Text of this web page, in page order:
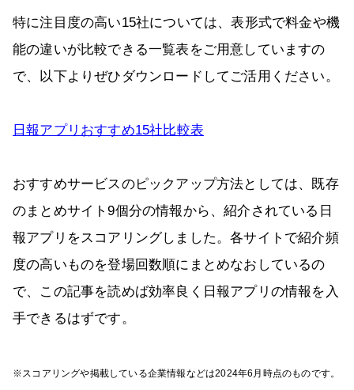
特に注目度の高い15社については、表形式で料金や機
能の違いが比較できる一覧表をご用意していますの
で、以下よりぜひダウンロードしてご活用ください。
日報アプリおすすめ15社比較表
おすすめサービスのピックアップ方法としては、既存
のまとめサイト9個分の情報から、紹介されている日
報アプリをスコアリングしました。各サイトで紹介頻
度の高いものを登場回数順にまとめなおしているの
で、この記事を読めば効率良く日報アプリの情報を入
手できるはずです。
※スコアリングや掲載している企業情報などは2024年6月時点のものです。